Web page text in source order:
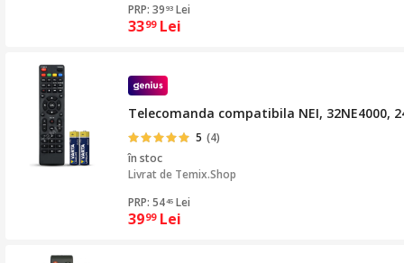
PRP: 39 93 Lei
3399 Lei
Telecomanda compatibila NEI, 32NE4000,
5 (4)
în stoc
Livrat de Temix.Shop
PRP: 5445 Lei
3999 Lei